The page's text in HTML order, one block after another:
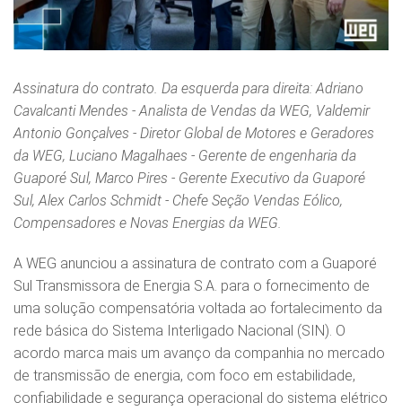
Assinatura do contrato. Da esquerda para direita: Adriano
Cavalcanti Mendes - Analista de Vendas da WEG, Valdemir
Antonio Gonçalves - Diretor Global de Motores e Geradores
da WEG, Luciano Magalhaes - Gerente de engenharia da
Guaporé Sul, Marco Pires - Gerente Executivo da Guaporé
Sul, Alex Carlos Schmidt - Chefe Seção Vendas Eólico,
Compensadores e Novas Energias da WEG.
A WEG anunciou a assinatura de contrato com a Guaporé
Sul Transmissora de Energia S.A. para o fornecimento de
uma solução compensatória voltada ao fortalecimento da
rede básica do Sistema Interligado Nacional (SIN). O
acordo marca mais um avanço da companhia no mercado
de transmissão de energia, com foco em estabilidade,
confiabilidade e segurança operacional do sistema elétrico